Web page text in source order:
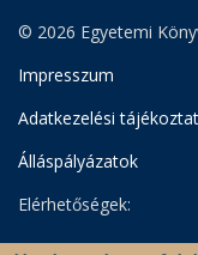
© 2026 Egyetemi
Impresszum
Adatkezelési
Álláspályázatok
Elérhetőségek:
Egyetemi